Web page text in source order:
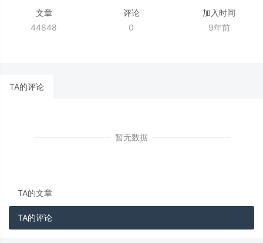
文章
44848
评论
0
加入时间
9年前
TA的评论
暂无数据
TA的文章
TA的评论